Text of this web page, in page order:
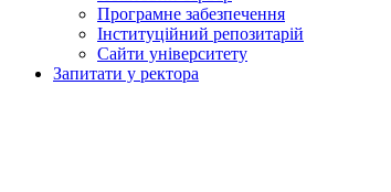
Програмне забезпечення
Інституційний репозитарій
Сайти університету
Запитати у ректора